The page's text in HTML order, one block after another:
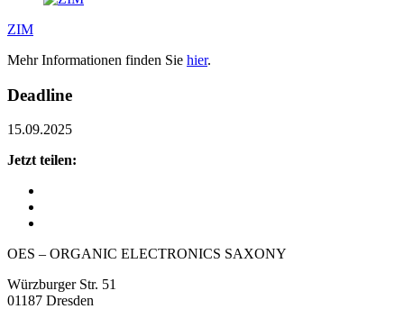
ZIM
Mehr Informationen finden Sie hier.
Deadline
15.09.2025
Jetzt teilen:
OES – ORGANIC ELECTRONICS SAXONY
Würzburger Str. 51
01187 Dresden